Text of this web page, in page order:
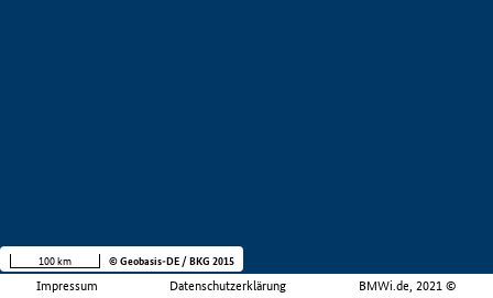
Impressum Datenschutzerklärung BMWi.de, 2021 ©
100 km © Geobasis-DE / BKG 2015